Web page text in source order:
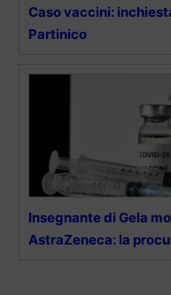
Caso vaccini:
Partinico
Insegnante di Gela
AstraZeneca: la